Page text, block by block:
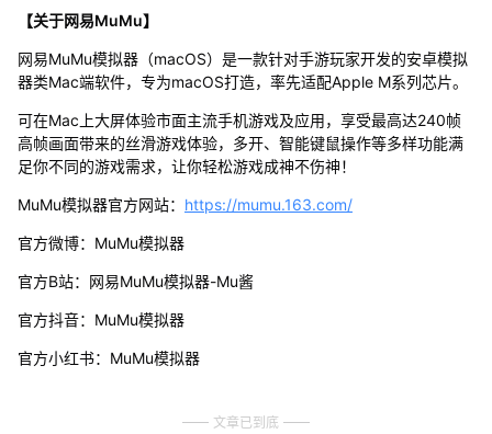
【关于网易MuMu】
网易MuMu模拟器（macOS）是一款针对手游玩家开发的安卓模拟
器类Mac端软件，专为macOS打造，率先适配Apple M系列芯片。
可在Mac上大屏体验市面主流手机游戏及应用，享受最高达240帧
高帧画面带来的丝滑游戏体验，多开、智能键鼠操作等多样功能满
足你不同的游戏需求，让你轻松游戏成神不伤神！
MuMu模拟器官方网站： https://mumu.163.com/
官方微博：MuMu模拟器
官方B站：网易MuMu模拟器-Mu酱
官方抖音：MuMu模拟器
官方小红书：MuMu模拟器
文章已到底